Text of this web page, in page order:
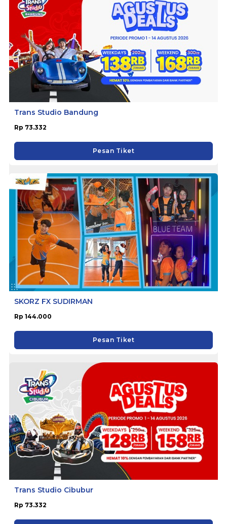
Trans Studio Bandung
Rp 73.332
Pesan Tiket
SKORZ FX SUDIRMAN
Rp 144.000
Pesan Tiket
Trans Studio Cibubur
Rp 73.332